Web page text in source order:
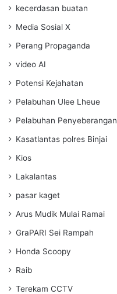
kecerdasan buatan
Media Sosial X
Perang Propaganda
video AI
Potensi Kejahatan
Pelabuhan Ulee Lheue
Pelabuhan Penyeberangan
Kasatlantas polres Binjai
Kios
Lakalantas
pasar kaget
Arus Mudik Mulai Ramai
GraPARI Sei Rampah
Honda Scoopy
Raib
Terekam CCTV